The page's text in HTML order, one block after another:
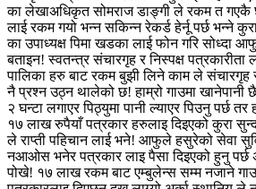
का लेखाअधिकृत सोमराज डाङ्गी ले रकम त
लाई रकम गयो भन्न सकिन्न रेकर्ड हेर्नू पर्छ भन्ने
का उपाध्यक्ष पिमा खडका लाई फोन गरि सोध्दा
बताइन! स्वतन्त्र संचारगृह र निस्पक्ष पत्रकारीता
पालिका हरु बाट रकम बुझी लिने काम ले संचारगृह र
नै प्रश्न उठ्न थालेको छ! हाम्रो गाउमा
२ घन्टा लगाएर पिठ्युमा पानी ल्याएर पिउनु पर्छ तर
१७ लाख रुपैयाँ पत्रकार हरुलाइ दिइएको कुरा
ले राप्ती पहिचान लाई भने! आफुले हसुरेको सेवा
नआओस भनेर पत्रकार लाइ पैसा दिइएको हुनु पर्छ
पोखे! १७ लाख रकम बाट एम्बुलेन्स सम्म नजाने